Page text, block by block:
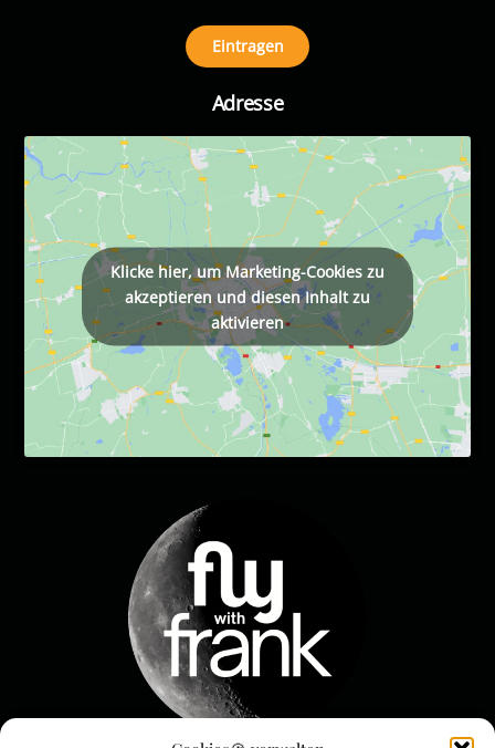
Adresse
Klicke hier, um Marketing-Cookies zu
akzeptieren und diesen Inhalt zu
aktivieren